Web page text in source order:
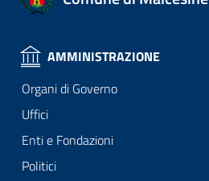
AMMINISTRAZIONE
Organi di Governo
Uffici
Enti e Fondazioni
Politici